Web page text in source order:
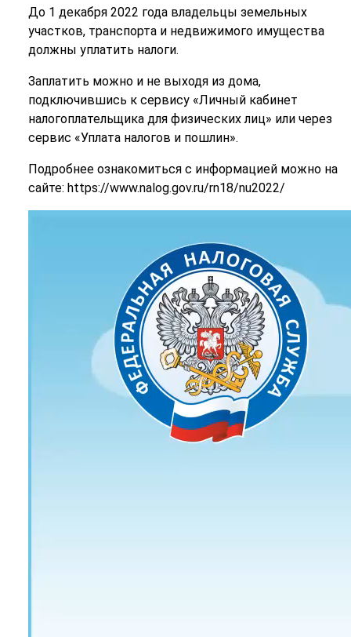
До 1 декабря 2022 года владельцы земельных
участков, транспорта и недвижимого имущества
должны уплатить налоги.
Заплатить можно и не выходя из дома,
подключившись к сервису «Личный кабинет
налогоплательщика для физических лиц» или через
сервис «Уплата налогов и пошлин».
Подробнее ознакомиться с информацией можно на
сайте: https://www.nalog.gov.ru/rn18/nu2022/